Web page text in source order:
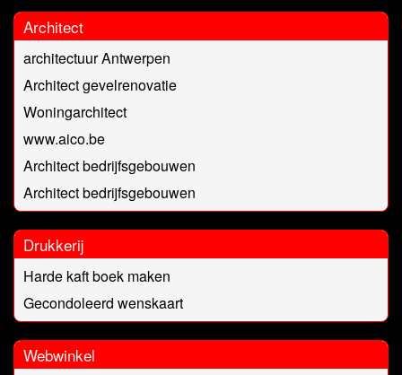
Architect
architectuur Antwerpen
Architect gevelrenovatie
Woningarchitect
www.aico.be
Architect bedrijfsgebouwen
Architect bedrijfsgebouwen
Drukkerij
Harde kaft boek maken
Gecondoleerd wenskaart
Webwinkel